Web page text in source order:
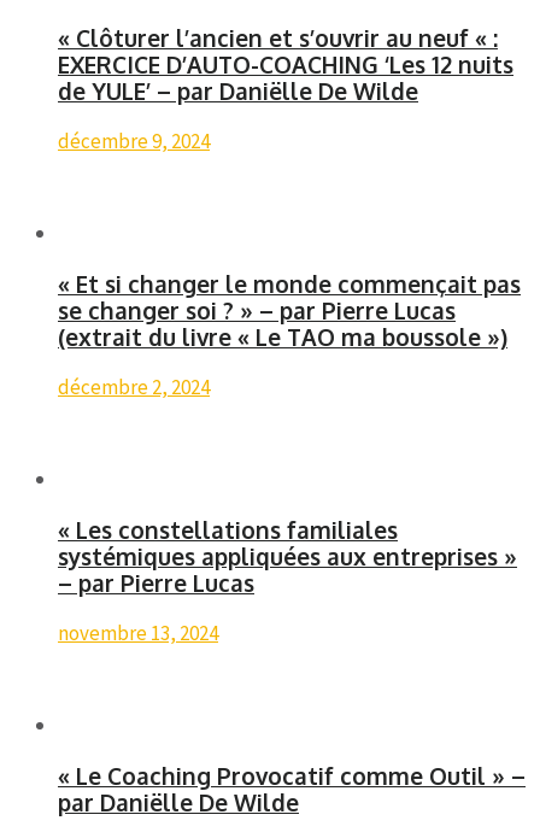
« Clôturer l’ancien et s’ouvrir au neuf « :
EXERCICE D’AUTO-COACHING ‘Les 12 nuits
de YULE’ – par Daniëlle De Wilde
décembre 9, 2024
« Et si changer le monde commençait pas
se changer soi ? » – par Pierre Lucas
(extrait du livre « Le TAO ma boussole »)
décembre 2, 2024
« Les constellations familiales
systémiques appliquées aux entreprises »
– par Pierre Lucas
novembre 13, 2024
« Le Coaching Provocatif comme Outil » –
par Daniëlle De Wilde